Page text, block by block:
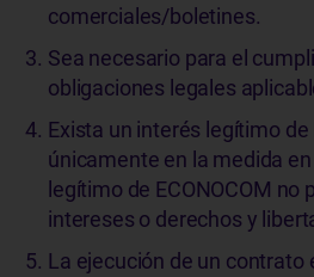
comerciales/boletines.
Sea necesario para el
obligaciones legales
Exista un interés legítimo de
únicamente en la medida
legítimo de ECONOCOM no
intereses o derechos y
La ejecución de un